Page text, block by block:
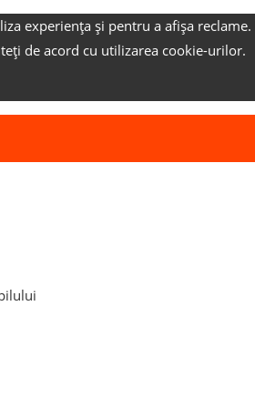
experiența și pentru a afișa reclame.
de acord cu utilizarea cookie-urilor.